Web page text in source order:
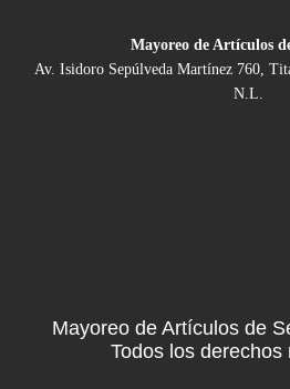
Mayoreo de Artículos
Av. Isidoro Sepúlveda Martínez 760,
N.L.
Mayoreo de Artículos de
Todos los derechos